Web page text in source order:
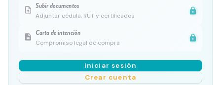
upload_file Subir documentos
Adjuntar cédula, RUT y certificados
lock
description Carta de intención
Compromiso legal de compra
lock
Iniciar sesión
Crear cuenta